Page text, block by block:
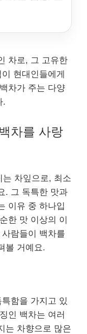
차로, 그 고유한
현대인들에게
차가 주는 다양
.
차를 사랑
차잎으로, 최소
. 그 독특한 맛과
이유 중 하나입
한 맛 이상의 이
람들이 백차를
볼 거예요.
함을 가지고 있
인 백차는 여러
는 차향으로 많은